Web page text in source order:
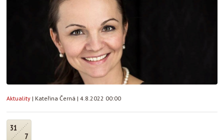
Aktuality | Kateřina Černá | 4.8.2022 00:00
31
7